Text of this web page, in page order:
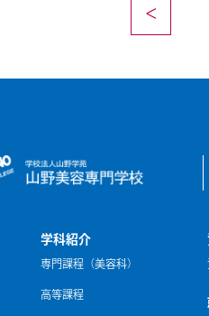
<
学科紹介
専門課程（美容科）
高等課程